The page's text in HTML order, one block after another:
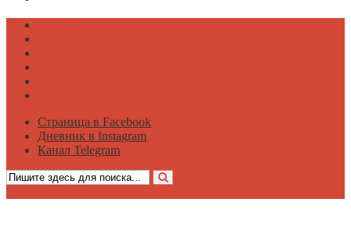
Страница в Facebook
Дневник в Instagram
Канал Telegram